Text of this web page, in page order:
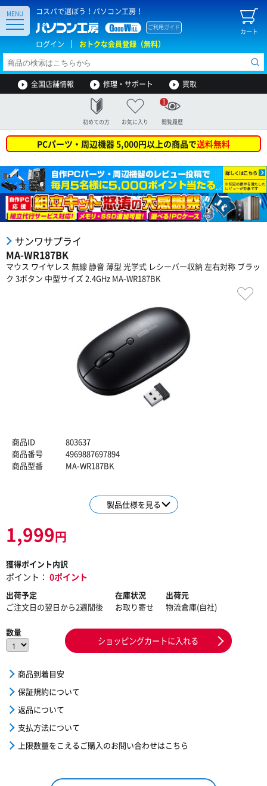
コスパで選ぼう！パソコン工房！
カート
ご利用ガイド
ログイン おトクな会員登録（無料）
MENU
全国店舗情報 修理・サポート 買取
初めての方 お気に入り 閲覧履歴
1
PCパーツ・周辺機器 5,000円以上の商品で送料無料
サンワサプライ
MA-WR187BK
マウス ワイヤレス 無線 静音 薄型 光学式 レシーバー収納 左右対称 ブラッ
ク 3ボタン 中型サイズ 2.4GHz MA-WR187BK
商品ID
803637
商品番号
4969887697894
商品型番
MA-WR187BK
製品仕様を見る
1,999円
獲得ポイント内訳
ポイント： 0ポイント
出荷予定
ご注文日の翌日から2週間後
在庫状況
お取り寄せ
出荷元
物流倉庫(自社)
数量
ショッピングカートに入れる
商品到着目安
保証規約について
返品について
支払方法について
上限数量をこえるご購入のお問い合わせはこちら